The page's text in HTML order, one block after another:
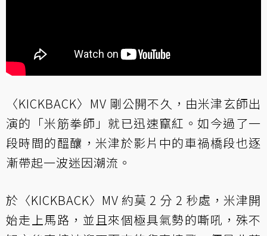
〈KICKBACK〉MV 剛公開不久，由米津玄師出
演的「米筋拳師」就已迅速竄紅。如今過了一
段時間的醞釀，米津於影片中的車禍橋段也逐
漸帶起一波迷因潮流。
於〈KICKBACK〉MV 約莫 2 分 2 秒處，米津開
始走上馬路，並且來個極具氣勢的嘶吼，殊不